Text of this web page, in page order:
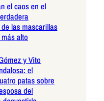
el caos en el
las mascarillas
alto
y Vito
el
patas sobre
del